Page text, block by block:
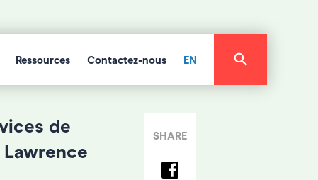
Ressources Contactez-nous EN
de
SHARE